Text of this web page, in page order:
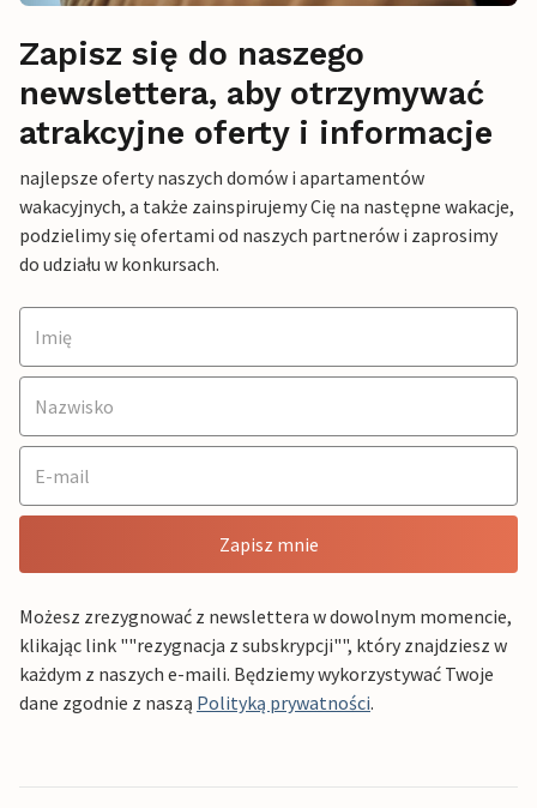
Zapisz się do naszego
newslettera, aby otrzymywać
atrakcyjne oferty i informacje
najlepsze oferty naszych domów i apartamentów
wakacyjnych, a także zainspirujemy Cię na następne wakacje,
podzielimy się ofertami od naszych partnerów i zaprosimy
do udziału w konkursach.
Zapisz mnie
Możesz zrezygnować z newslettera w dowolnym momencie,
klikając link ""rezygnacja z subskrypcji"", który znajdziesz w
każdym z naszych e-maili. Będziemy wykorzystywać Twoje
dane zgodnie z naszą Polityką prywatności.